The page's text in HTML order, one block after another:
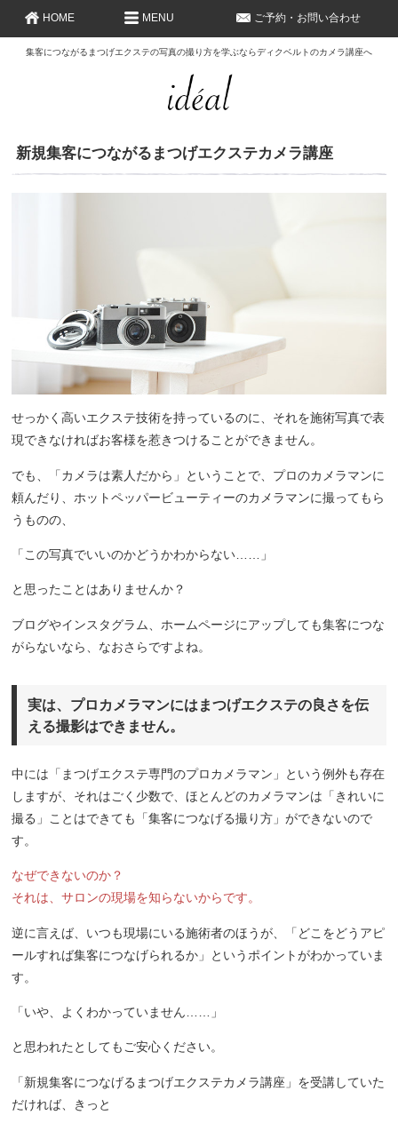
集客につながるまつげエクステの写真の撮り方を学ぶならディクベルトのカメラ講座へ
HOME ご予約・お問い合わせ
MENU
新規集客につながるまつげエクステカメラ講座
せっかく高いエクステ技術を持っているのに、それを施術写真で表
現できなければお客様を惹きつけることができません。
でも、「カメラは素人だから」ということで、プロのカメラマンに
頼んだり、ホットペッパービューティーのカメラマンに撮ってもら
うものの、
「この写真でいいのかどうかわからない……」
と思ったことはありませんか？
ブログやインスタグラム、ホームページにアップしても集客につな
がらないなら、なおさらですよね。
実は、プロカメラマンにはまつげエクステの良さを伝
える撮影はできません。
中には「まつげエクステ専門のプロカメラマン」という例外も存在
しますが、それはごく少数で、ほとんどのカメラマンは「きれいに
撮る」ことはできても「集客につなげる撮り方」ができないので
す。
なぜできないのか？
それは、サロンの現場を知らないからです。
逆に言えば、いつも現場にいる施術者のほうが、「どこをどうアピ
ールすれば集客につなげられるか」というポイントがわかっていま
す。
「いや、よくわかっていません……」
と思われたとしてもご安心ください。
「新規集客につなげるまつげエクステカメラ講座」を受講していた
だければ、きっと